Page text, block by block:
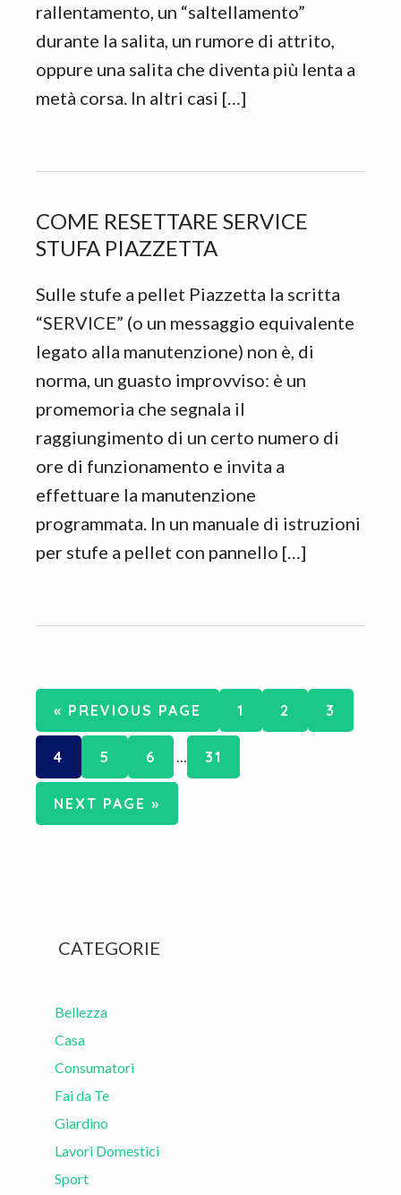
rallentamento, un “saltellamento”
durante la salita, un rumore di attrito,
oppure una salita che diventa più lenta a
metà corsa. In altri casi […]
COME RESETTARE SERVICE
STUFA PIAZZETTA
Sulle stufe a pellet Piazzetta la scritta
“SERVICE” (o un messaggio equivalente
legato alla manutenzione) non è, di
norma, un guasto improvviso: è un
promemoria che segnala il
raggiungimento di un certo numero di
ore di funzionamento e invita a
effettuare la manutenzione
programmata. In un manuale di istruzioni
per stufe a pellet con pannello […]
« GO
TO
PREVIOUS PAGE PAGE
1 PAGE
2 PAGE
3
PAGE
4 PAGE
5 PAGE
6
pages
omitted
… PAGE
31
GO
NEXT PAGE »
Primary
CATEGORIE
Bellezza
Casa
Consumatori
Fai da Te
Giardino
Lavori Domestici
Sport